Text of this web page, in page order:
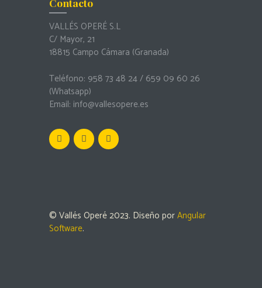
VALLÉS OPERÉ S.L
C/ Mayor, 21
18815 Campo Cámara (Granada)
Teléfono: 958 73 48 24 / 659 09 60 26
(Whatsapp)
Email: info@vallesopere.es
© Vallés Operé 2023. Diseño porAngular
Software.